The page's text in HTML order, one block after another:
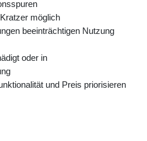
möglich
beeinträchtigen Nutzung
oder in
und Preis priorisieren